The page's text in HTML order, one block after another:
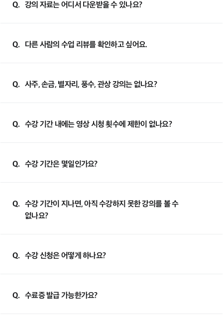
Q. 강의 자료는 어디서 다운받을 수 있나요?
Q. 다른 사람의 수업 리뷰를 확인하고 싶어요.
Q. 사주, 손금, 별자리, 풍수, 관상 강의는 없나요?
Q. 수강 기간 내에는 영상 시청 횟수에 제한이 없나요?
Q. 수강 기간은 몇일인가요?
Q.
수강 기간이 지나면, 아직 수강하지 못한 강의를 볼 수
없나요?
Q. 수강 신청은 어떻게 하나요?
Q. 수료증 발급 가능한가요?